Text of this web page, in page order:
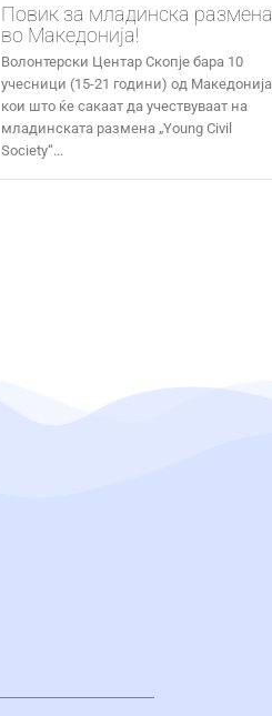
Повик за младинска размена
во Македонија!
Волонтерски Центар Скопје бара 10
учесници (15-21 години) од Македонија,
кои што ќе сакаат да учествуваат на
младинската размена „Young Civil
Society“...